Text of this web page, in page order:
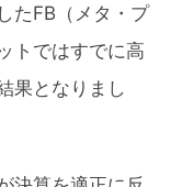
たFB（メタ・プ
トではすでに高
果となりまし